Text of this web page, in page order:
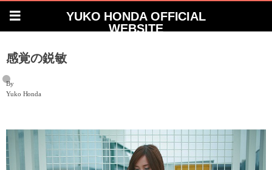
YUKO HONDA OFFICIAL
WEBSITE
感覚の鋭敏
By
Yuko Honda